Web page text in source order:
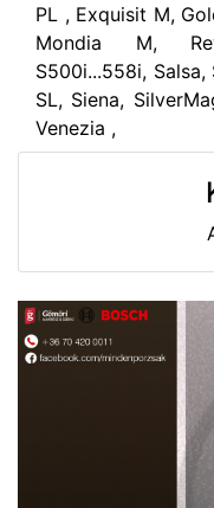
PL , Exquisit M,
Mondia M,
S500i...558i,
SL, Siena,
Venezia ,